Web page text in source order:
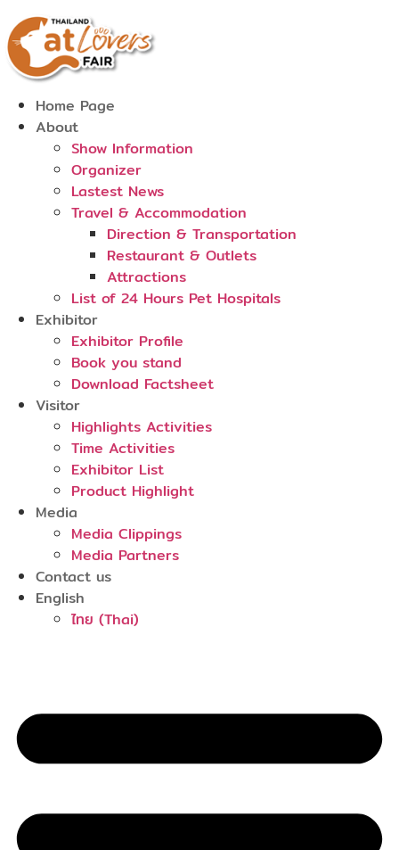
to
content
Home Page
About
Show Information
Organizer
Lastest News
Travel & Accommodation
Direction & Transportation
Restaurant & Outlets
Attractions
List of 24 Hours Pet Hospitals
Exhibitor
Exhibitor Profile
Book you stand
Download Factsheet
Visitor
Highlights Activities
Time Activities
Exhibitor List
Product Highlight
Media
Media Clippings
Media Partners
Contact us
English
ไทย (Thai)